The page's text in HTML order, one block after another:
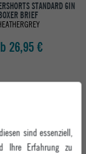
STANDARD 6IN
BRIEF
26,95 €
sind essenziell,
Ihre Erfahrung zu